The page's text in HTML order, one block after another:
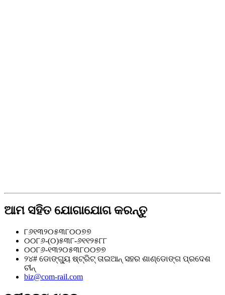
ଆମ ସହିତ ଯୋଗାଯୋଗ କରନ୍ତୁ
୮୬୧୩୨୦୫୩୮୦୦୭୭
୦୦୮୬-(୦)୫୩୮-୬୧୧୨୫୮୮
୦୦୮୬-୧୩୨୦୫୩୮୦୦୭୭
୨୪# ଡୋଙ୍ଗ୍ୟୁ ଷ୍ଟ୍ରିଟ୍ ତାଇଆନ୍ ସହର ଶାଣ୍ଡୋଙ୍ଗ ପ୍ରଦେଶ
ଚୀନ୍
biz@com-rail.com